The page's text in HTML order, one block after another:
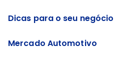
Dicas para o seu negócio
Mercado Automotivo